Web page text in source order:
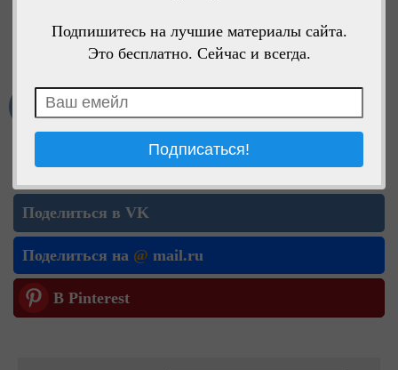
Подпишитесь на лучшие материалы сайта.
Это бесплатно. Сейчас и всегда.
Мне нравится
Поделиться в ОК
Поделиться в VK
Поделиться на @ mail.ru
В Pinterest